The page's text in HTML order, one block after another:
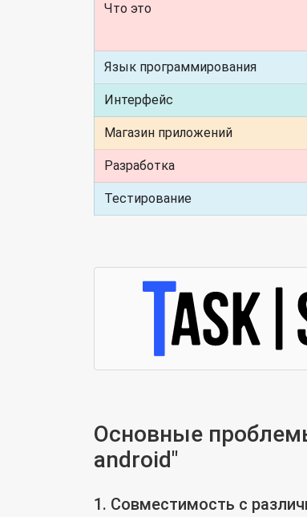
Что это
Язык программирования
Интерфейс
Магазин приложений
Разработка
Тестирование
Основные
android"
1. Совместимость с